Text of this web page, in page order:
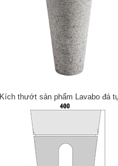
Kích thướt sản phẩm Lavabo đá